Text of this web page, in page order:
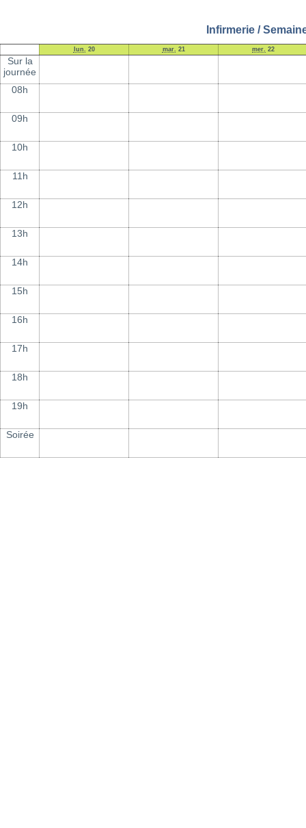
Infirmerie /
lun. 20 mar. 21 mer. 22
Sur la
journée
08h
09h
10h
11h
12h
13h
14h
15h
16h
17h
18h
19h
Soirée